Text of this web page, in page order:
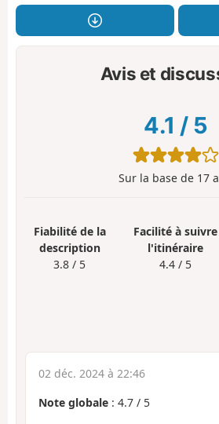
Avis et
4.1 / 5
Sur la base de 17
Fiabilité de la
description
3.8 / 5
Facilité à suivre
l'itinéraire
4.4 / 5
02 déc. 2024 à 22:46
Note globale : 4.7 / 5